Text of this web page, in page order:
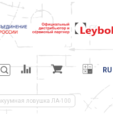
RU
ловушка ЛА-100